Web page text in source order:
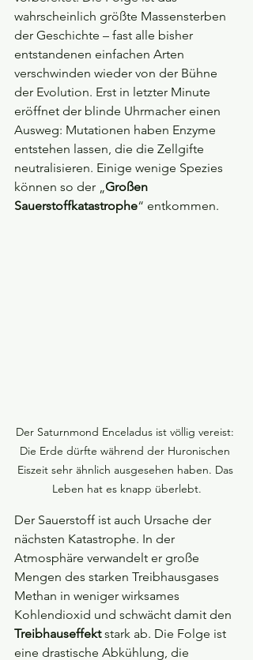
wahrscheinlich größte Massensterben
der Geschichte – fast alle bisher
entstandenen einfachen Arten
verschwinden wieder von der Bühne
der Evolution. Erst in letzter Minute
eröffnet der blinde Uhrmacher einen
Ausweg: Mutationen haben Enzyme
entstehen lassen, die die Zellgifte
neutralisieren. Einige wenige Spezies
können so der „Großen
Sauerstoffkatastrophe“ entkommen.
Der Saturnmond Enceladus ist völlig vereist:
Die Erde dürfte während der Huronischen
Eiszeit sehr ähnlich ausgesehen haben. Das
Leben hat es knapp überlebt.
Der Sauerstoff ist auch Ursache der
nächsten Katastrophe. In der
Atmosphäre verwandelt er große
Mengen des starken Treibhausgases
Methan in weniger wirksames
Kohlendioxid und schwächt damit den
Treibhauseffekt stark ab. Die Folge ist
eine drastische Abkühlung, die